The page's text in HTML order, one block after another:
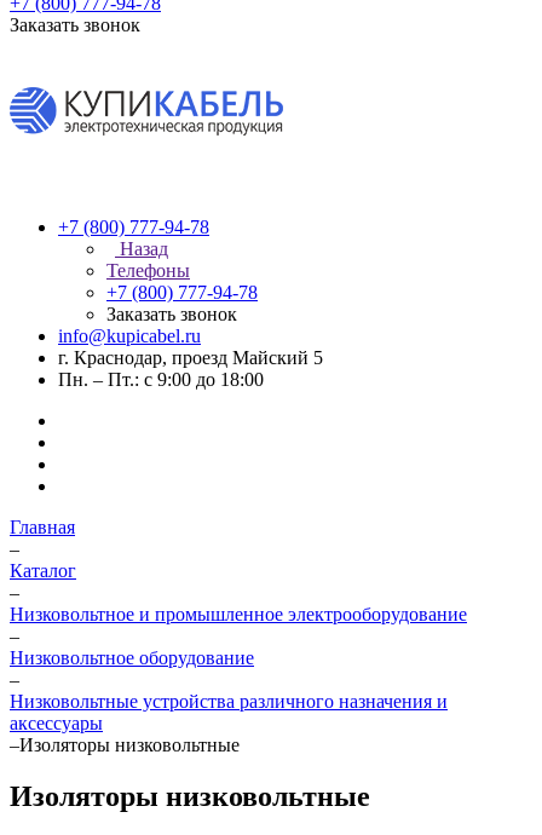
Заказать звонок
+7 (800) 777-94-78
Назад
Телефоны
+7 (800) 777-94-78
Заказать звонок
info@kupicabel.ru
г. Краснодар, проезд Майский 5
Пн. – Пт.: с 9:00 до 18:00
Главная
–
Каталог
–
Низковольтное и промышленное электрооборудование
–
Низковольтное оборудование
–
Низковольтные устройства различного назначения и
аксессуары
–Изоляторы низковольтные
Изоляторы низковольтные